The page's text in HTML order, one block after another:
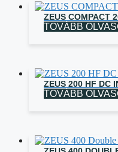
ZEUS COMPACT
TOVÁBB
ZEUS 200 HF DC
TOVÁBB